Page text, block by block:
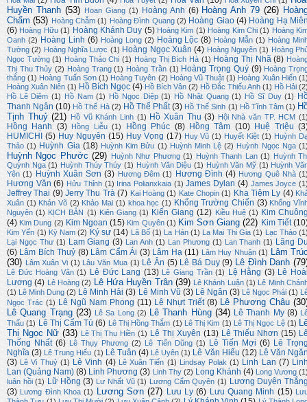
Huyền Thanh (53) Hoan Giang (1) Hoàng Anh (6) Hoàng Anh 79 (26)
Chẩm (53) Hoàng Chẫm (1) Hoàng Đình Quang (2) Hoàng Giao (4) Hoàng Hạ
(6) Hoàng Hữu (1) Hoàng Khánh Duy (5) Hoàng Kim (1) Hoàng Kim Chi (1) Hoàng
Oanh (2) Hoàng Linh (6) Hoàng Long (2) Hoàng Lộc (8) Hoàng Mẫn (1) Hoàng
Tường (2) Hoàng Nghĩa Lược (1) Hoàng Ngọc Xuân (4) Hoàng Nguyên (1) Hoàng
Ngọc Tường (1) Hoàng Thảo Chi (1) Hoàng Thị Bích Hà (1) Hoàng Thị Nhã (8)
Thị Thu Thủy (2) Hoàng Trang (1) Hoàng Trần (1) Hoàng Trọng Quý (9) Hoàng
thắng (1) Hoàng Tuấn Sơn (1) Hoàng Tuyên (2) Hoàng Vũ Thuật (1) Hoàng Xuân Hiến
Hoàng Xuân Niên (1) Hồ Bích Ngọc (4) Hồ Bích Vân (2) Hồ Đắc Thiếu Anh (1) Hồ Hải
Hồ Lê Diêm (1) Hồ Nam (1) Hồ Ngọc Diệp (1) Hồ Nhật Quang (1) Hồ Sĩ Duy (1)
Thanh Ngân (10) Hồ Thế Hà (2) Hồ Thế Phất (3) Hồ Thế Sinh (1) Hồ Tĩnh Tâm (1)
Tịnh Thuỷ (21) Hồ Vũ Khánh Linh (1) Hồ Xuân Thu (3) Hội Nhà văn TP. HCM
Hồng Hạnh (3) Hồng Liễu (1) Hồng Phúc (8) Hồng Tâm (10) Huệ Triệu
HUMICHI
(5) Huy Nguyên (15) Huy Vọng (17) Huy Vũ (1) Huyết Kiệt (1) Huỳnh
Thảo (1) Huỳnh Gia (18) Huỳnh Kim Bửu (1) Huỳnh Minh Lệ (2) Huỳnh Ngọc Nga
Huỳnh Ngọc Phước (29) Huỳnh Như Phương (1) Huỳnh Thanh Lan (1) Huỳnh
Quỳnh Nga (1) Huỳnh Thúy Thúy (1) Huỳnh Văn Diệu (1) Huỳnh Văn Mỹ (1) Huỳnh
Yên (1) Huỳnh Xuân Sơn (3) Hương Đêm (1) Hương Đình (4) Hương Quê Nhà
Hương Văn (6) Hửu Thỉnh (1) Irina Polianxkaia (1) James Dylan (4) James Joyce
Jeffrey Thai (9) Jerry Thu Trà (7) Kai Hoàng (1) Kate Chopin (1) Kha Tiệm Ly (4)
Xuân (1) Khán Võ (2) Khảo Mai (1) khoa học (1) Khổng Trường Chiến (3) Khổng
Nguyên (1) KỊCH BẢN (1) Kiên Giang (1) Kiến Giang (12) Kiều Huệ (1) Kim
(4) Kim Dung (2) Kim Ngoan (15) Kim Quyên (1) Kim Sơn Giang (22) Kim Tiết
Kim Yến (1) Kỳ Nam (2) Ký sự (14) Lã Bố (1) La Hán (1) La Mai Thi Gia (1) Lạc Thảo
Lại Ngọc Thư (1) Lam Giang (3) Lan Anh (1) Lan Phương (1) Lan Thanh (1) Lãng
(6) Lâm Bích Thuỷ (8) Lâm Cẩm Ái (3) Lâm Hạ (11) Lâm Huy Nhuận (1) Lâm
(30) Lâm Xuân Vi (1) Lâu Văn Mua (1) Lê Ân (5) Lê Bá Duy (9) Lê Đình Danh
Lê Đức Hoàng Vân (1) Lê Đức Lang (13) Lê Giang Trần (1) Lệ Hằng (3) Lê
Lương (4) Lê Hoàng (2) Lê Hứa Huyền Trân (39) Lê Khánh Luận (1) Lê Minh
(1) Lê Minh Dung (2) Lê Minh Hải (3) Lê Minh Vũ (3) Lê Ngân (3) Lê Ngọc Phái (1)
Ngọc Trác (1) Lê Ngũ Nam Phong (11) Lê Nhựt Triết (8) Lê Phương Châu
Lê Quang Trạng (23) Lê Sa Long (2) Lê Thanh Hùng (34) Lê Thanh My (8)
Thấu (1) Lê Thị Cẩm Tú (6) Lê Thị Hồng Thắm (1) Lê Thị Kim (1) Lê Thị Ngọc Lệ (1)
Thị Ngọc Nữ (33) Lê Thị Thu Hiền (1) Lê Thị Xuyên (13) Lê Thiếu Nhơn (15)
Thống Nhất (6) Lê Thụy Phương (2) Lê Tiến Dũng (1) Lê Tiến Mợi (6) Lê
Nghĩa (3) Lê Trung Hiếu (1) Lê Tuân (4) Lê Uyên (1) Lê Văn Hiếu (12) Lê Văn
(3) Lê Vi Thuỷ (1) Lê Vinh (4) Lê Xuân Tiến (1) Lindsay Polak (1) Linh Lan (7)
Lan (Quảng Nam) (8) Linh Phương (3) Linh Thy (2) Long Khánh (4) Long Vương
luân hồi (1) Lữ Hồng (3) Lư Nhất Vũ (1) Lương Cẩm Quyên (1) Lương Duyên
(3) Lương Đình Khoa (1) Lương Sơn (27) Lưu Ly (6) Lưu Quang Minh (15)